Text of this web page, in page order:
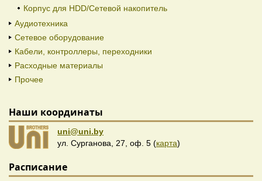
Корпус для HDD/Cетевой накопитель
Аудиотехника
Сетевое оборудование
Кабели, контроллеры, переходники
Расходные материалы
Прочее
Наши координаты
uni@uni.by
ул. Сурганова, 27, оф. 5 (карта)
Расписание